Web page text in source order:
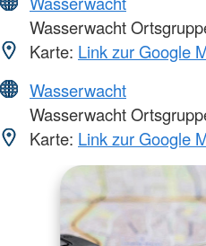
Wasserwacht
Karte: Link zur Google
Wasserwacht
Wasserwacht
Karte: Link zur Google